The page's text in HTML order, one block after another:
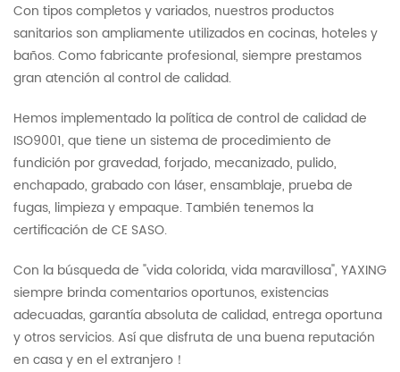
Con tipos completos y variados, nuestros productos
sanitarios son ampliamente utilizados en cocinas, hoteles y
baños. Como fabricante profesional, siempre prestamos
gran atención al control de calidad.
Hemos implementado la política de control de calidad de
ISO9001, que tiene un sistema de procedimiento de
fundición por gravedad, forjado, mecanizado, pulido,
enchapado, grabado con láser, ensamblaje, prueba de
fugas, limpieza y empaque. También tenemos la
certificación de CE SASO.
Con la búsqueda de "vida colorida, vida maravillosa", YAXING
siempre brinda comentarios oportunos, existencias
adecuadas, garantía absoluta de calidad, entrega oportuna
y otros servicios. Así que disfruta de una buena reputación
en casa y en el extranjero！